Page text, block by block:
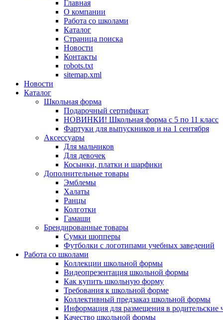
Главная
О компании
Работа со школами
Каталог
Страница поиска
Новости
Контакты
robots.txt
sitemap.xml
Новости
Каталог
Школьная форма
Подарочный сертификат
НОВИНКИ! Школьная форма с 5 по 11 класс
Фартуки для выпускников и на 1 сентября
Аксессуары
Для мальчиков
Для девочек
Косынки, платки и шарфики
Дополнительные товары
Эмблемы
Халаты
Ранцы
Колготки
Гамаши
Брендированные товары
Сумки шопперы
Футболки с логотипами учебных заведений
Работа со школами
Коллекции школьной формы
Видеопрезентация школьной формы
Как купить школьную форму
Требования к школьной форме
Коллективный предзаказ школьной формы
Информация для размещения в родительские
Качество школьной формы